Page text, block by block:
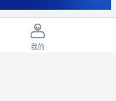
我的